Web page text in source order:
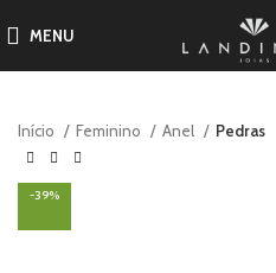
MENU
Início Feminino Anel Pedras
-39%